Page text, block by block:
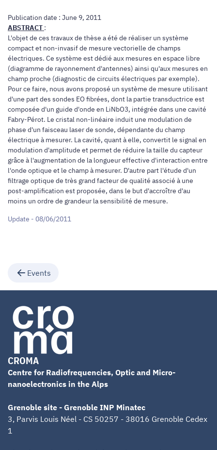
Publication date : June 9, 2011
ABSTRACT :
L'objet de ces travaux de thèse a été de réaliser un système
compact et non-invasif de mesure vectorielle de champs
électriques. Ce système est dédié aux mesures en espace libre
(diagramme de rayonnement d'antennes) ainsi qu'aux mesures en
champ proche (diagnostic de circuits électriques par exemple).
Pour ce faire, nous avons proposé un système de mesure utilisant
d'une part des sondes EO fibrées, dont la partie transductrice est
composée d'un guide d'onde en LiNbO3, intégrée dans une cavité
Fabry-Pérot. Le cristal non-linéaire induit une modulation de
phase d'un faisceau laser de sonde, dépendante du champ
électrique à mesurer. La cavité, quant à elle, convertit le signal en
modulation d'amplitude et permet de réduire la taille du capteur
grâce à l'augmentation de la longueur effective d'interaction entre
l'onde optique et le champ à mesurer. D'autre part l'étude d'un
filtrage optique de très grand facteur de qualité associé à une
post-amplification est proposée, dans le but d'accroître d'au
moins un ordre de grandeur la sensibilité de mesure.
Update - 08/06/2011
Events
CROMA
Centre for Radiofrequencies, Optic and Micro-
nanoelectronics in the Alps
Grenoble site - Grenoble INP Minatec
3, Parvis Louis Néel - CS 50257 - 38016 Grenoble Cedex
1